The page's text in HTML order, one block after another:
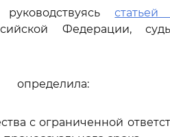
статьей
Федерации,
определила:
с ограниченной